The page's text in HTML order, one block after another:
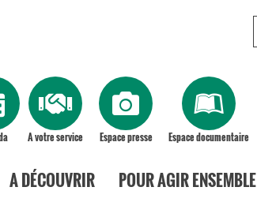
A votre service Espace presse Espace documentaire
A DÉCOUVRIR POUR AGIR ENSEMBLE